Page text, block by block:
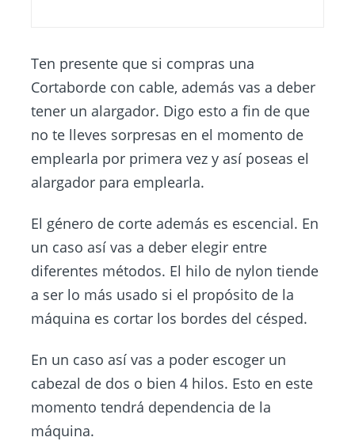
Ten presente que si compras una
Cortaborde con cable, además vas a deber
tener un alargador. Digo esto a fin de que
no te lleves sorpresas en el momento de
emplearla por primera vez y así poseas el
alargador para emplearla.
El género de corte además es escencial. En
un caso así vas a deber elegir entre
diferentes métodos. El hilo de nylon tiende
a ser lo más usado si el propósito de la
máquina es cortar los bordes del césped.
En un caso así vas a poder escoger un
cabezal de dos o bien 4 hilos. Esto en este
momento tendrá dependencia de la
máquina.